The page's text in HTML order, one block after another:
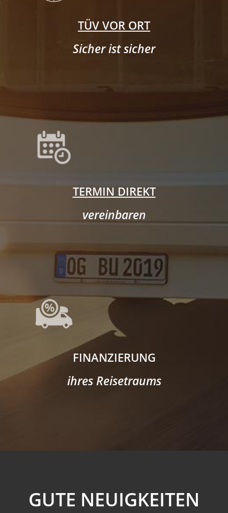
TÜV VOR ORT
Sicher ist sicher
TERMIN DIREKT
vereinbaren
FINANZIERUNG
ihres Reisetraums
GUTE NEUIGKEITEN